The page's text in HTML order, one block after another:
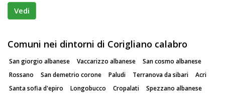
Vedi
Comuni nei dintorni di Corigliano calabro
San giorgio albanese Vaccarizzo albanese
San cosmo albanese
Rossano
San demetrio corone Paludi Terranova da sibari
Acri
Santa sofia d'epiro
Longobucco Cropalati Spezzano albanese